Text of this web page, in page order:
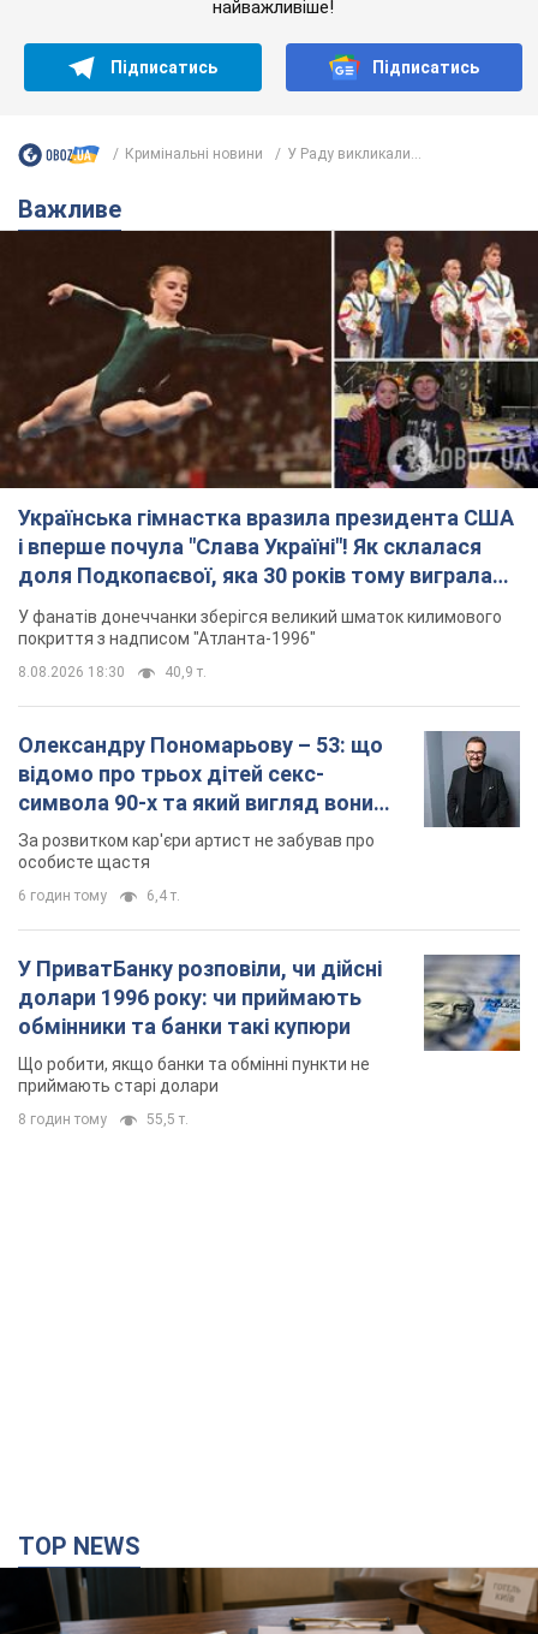
найважливіше!
Підписатись Підписатись
Кримінальні новини У Раду викликали...
Важливе
Українська гімнастка вразила президента США
і вперше почула "Слава Україні"! Як склалася
доля Подкопаєвої, яка 30 років тому виграла
"золото" Олімпіади
У фанатів донеччанки зберігся великий шматок килимового
покриття з надписом "Атланта-1996"
8.08.2026 18:30 40,9 т.
Олександру Пономарьову – 53: що
відомо про трьох дітей секс-
символа 90-х та який вигляд вони
мають
За розвитком кар'єри артист не забував про
особисте щастя
6 годин тому 6,4 т.
У ПриватБанку розповіли, чи дійсні
долари 1996 року: чи приймають
обмінники та банки такі купюри
Що робити, якщо банки та обмінні пункти не
приймають старі долари
8 годин тому 55,5 т.
TOP NEWS